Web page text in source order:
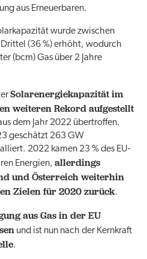
aus Erneuerbaren.
wurde zwischen
(36 %) erhöht, wodurch
(bcm) Gas über 2 Jahre
Solarenergiekapazität im
weiteren Rekord aufgestellt
dem Jahr 2022 übertroffen.
geschätzt 263 GW
2022 kamen 23 % des EU-
Energien, allerdings
und Österreich weiterhin
Zielen für 2020 zurück.
aus Gas in der EU
und ist nun nach der Kernkraft
.